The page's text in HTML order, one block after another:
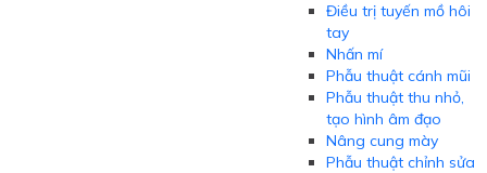
Điều trị tuyến mồ hôi
tay
Nhấn mí
Phẫu thuật cánh mũi
Phẫu thuật thu nhỏ,
tạo hình âm đạo
Nâng cung mày
Phẫu thuật chỉnh sửa